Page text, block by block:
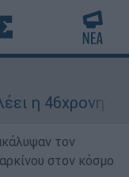
- Τι
τον
στον κόσμο